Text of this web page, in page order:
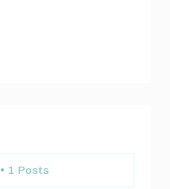
• 1 Posts